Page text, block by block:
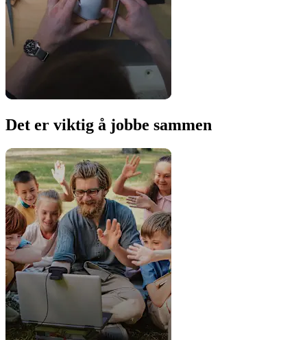
Det er viktig å jobbe sammen